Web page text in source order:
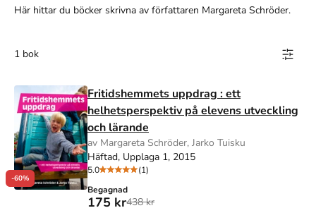
Här hittar du böcker skrivna av författaren Margareta Schröder.
1 bok
-60%
Fritidshemmets uppdrag : ett
helhetsperspektiv på elevens utveckling
och lärande
av Margareta Schröder, Jarko Tuisku
Häftad, Upplaga 1, 2015
5.0
(1)
Begagnad
175 kr438 kr